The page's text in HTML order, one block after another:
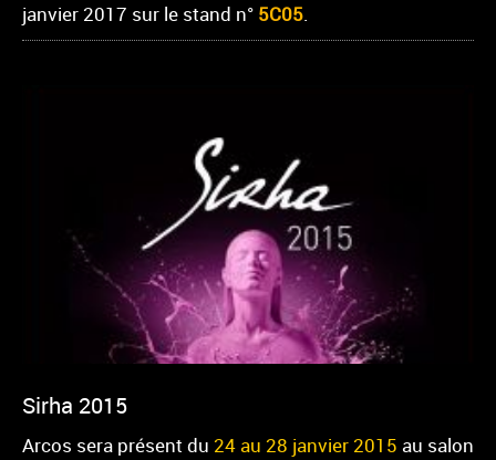
janvier 2017 sur le stand n° 5C05.
Sirha 2015
Arcos sera présent du 24 au 28 janvier 2015 au salon